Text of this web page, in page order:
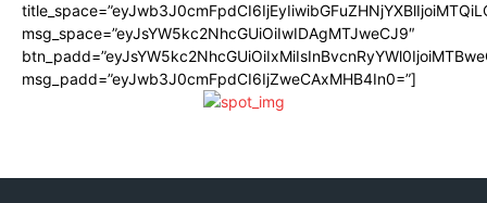
msg_space=”eyJsYW5kc2NhcGUiOiIwIDAgMTJweCJ9″
msg_padd=”eyJwb3J0cmFpdCI6IjZweCAxMHB4In0=”]